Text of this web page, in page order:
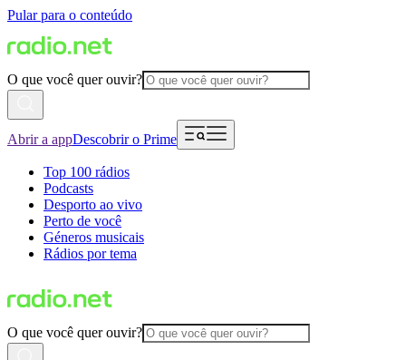
Pular para o conteúdo
O que você quer ouvir?
Abrir a appDescobrir o Prime
Top 100 rádios
Podcasts
Desporto ao vivo
Perto de você
Géneros musicais
Rádios por tema
O que você quer ouvir?